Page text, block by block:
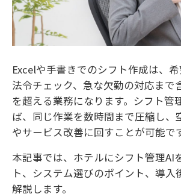
Excelや手書きでのシフト作成は、
法令チェック、急な欠勤の対応まで
を超える業務になります。シフト管
ば、同じ作業を数時間まで圧縮し、
やサービス改善に回すことが可能です
本記事では、ホテルにシフト管理AI
ト、システム選びのポイント、導入
解説します。